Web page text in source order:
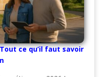
ce qu’il faut savoir